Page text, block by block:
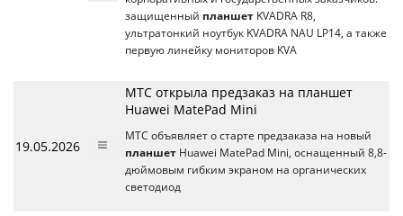
защищенный планшет KVADRA R8,
ультратонкий ноутбук KVADRA NAU LP14, а также
первую линейку мониторов KVA
19.05.2026
МТС открыла предзаказ на планшет
Huawei MatePad Mini
МТС объявляет о старте предзаказа на новый
планшет Huawei MatePad Mini, оснащенный 8,8-
дюймовым гибким экраном на органических
светодиод